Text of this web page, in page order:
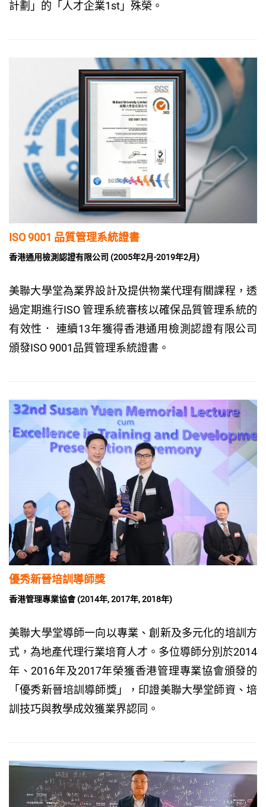
計劃」的「人才企業1st」殊榮。
ISO 9001 品質管理系統證書
香港通用檢測認證有限公司 (2005年2月-2019年2月)
美聯大學堂為業界設計及提供物業代理有關課程，透
過定期進行ISO 管理系統審核以確保品質管理系統的
有效性． 連續13年獲得香港通用檢測認證有限公司
頒發ISO 9001品質管理系統證書。
優秀新晉培訓導師獎
香港管理專業協會 (2014年, 2017年, 2018年)
美聯大學堂導師一向以專業、創新及多元化的培訓方
式，為地產代理行業培育人才。多位導師分別於2014
年、2016年及2017年榮獲香港管理專業協會頒發的
「優秀新晉培訓導師獎」，印證美聯大學堂師資、培
訓技巧與教學成效獲業界認同。